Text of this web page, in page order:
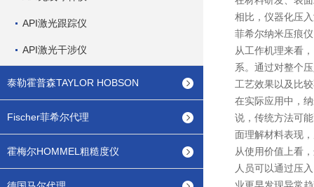
API激光跟踪仪
API激光干涉仪
泰勒霍普森TAYLOR HOBSON
Fischer菲希尔代理
霍梅尔HOMMEL粗糙度仪
相比，仪器化压
菲希尔纳米压痕
从工作机理来看
系。通过对整个
工艺效果以及比
在实际应用中，
说，传统方法可
面理解材料表现
从使用价值上看
人员可以通过压